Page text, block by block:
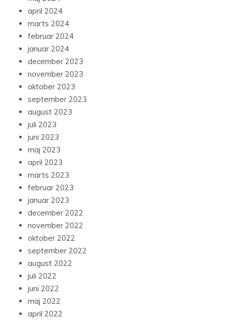
april 2024
marts 2024
februar 2024
januar 2024
december 2023
november 2023
oktober 2023
september 2023
august 2023
juli 2023
juni 2023
maj 2023
april 2023
marts 2023
februar 2023
januar 2023
december 2022
november 2022
oktober 2022
september 2022
august 2022
juli 2022
juni 2022
maj 2022
april 2022